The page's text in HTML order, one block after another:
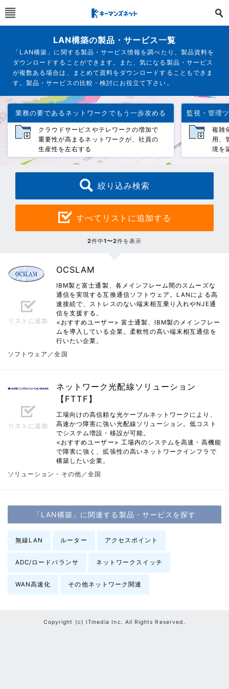
LAN構築の製品・サービス一覧
「LAN構築」に関する製品・サービス情報を調べたり、製品資料を
ダウンロードすることができます。また、気になる製品・サービス
が複数ある場合は、まとめて資料をダウンロードすることもできま
す。製品・サービスの比較・検討にお役立て下さい。
業務の要であるネットワークでもう一歩攻める
クラウドサービスやテレワークの増加で
重要性が高まるネットワークが、社員の
生産性を左右する
複雑
用、
境を
絞り込み検索
すべてリストに追加する
2件中1〜2件を表示
リストに追加
OCSLAM
IBM製と富士通製、各メインフレーム間のスムーズな
通信を実現する互換通信ソフトウェア。LANによる高
速接続で、ストレスのない端末相互乗り入れやNJE通
信を支援する。
<おすすめユーザー> 富士通製、IBM製のメインフレー
ムを導入している企業。柔軟性の高い端末相互通信を
行いたい企業。
ソフトウェア／全国
リストに追加
ネットワーク光配線ソリューション
【FTTF】
工場向けの高信頼な光ケーブルネットワークにより、
高速かつ障害に強い光配線ソリューション。低コスト
でシステム増設・移設が可能。
<おすすめユーザー> 工場内のシステムを高速・高機能
で障害に強く、拡張性の高いネットワークインフラで
構築したい企業。
ソリューション・その他／全国
「LAN構築」に関連する製品・サービスを探す
無線LAN ルーター アクセスポイント
ADC/ロードバランサ ネットワークスイッチ
WAN高速化 その他ネットワーク関連
Copyright (c) ITmedia Inc. All Rights Reserved.